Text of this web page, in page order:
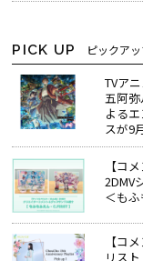
PICK UP ピックア
TVア
五阿
よる
スが9
【コ
2DMV
＜もふ
【コ
リス